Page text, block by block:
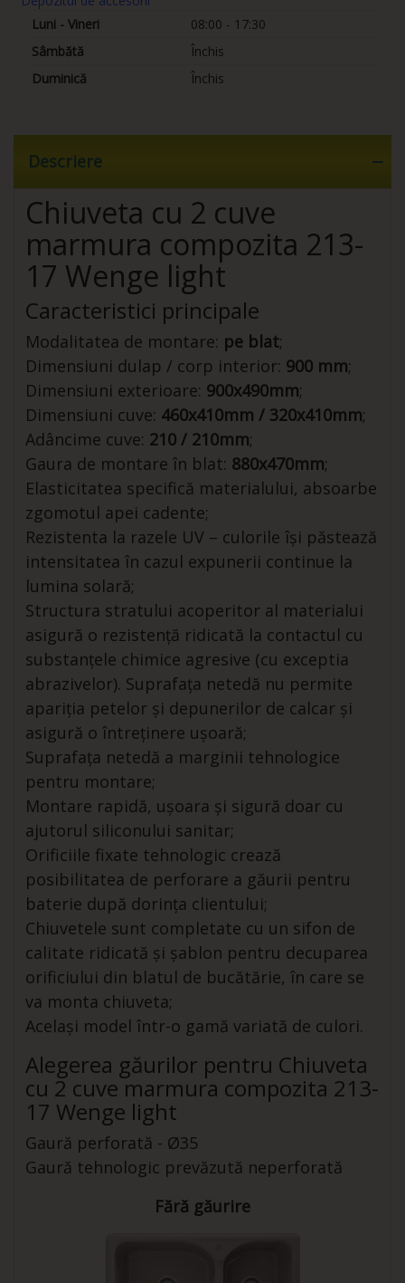
Luni - Vineri
08:00 - 17:30
Sâmbătă
Închis
Duminică
Închis
Descriere
Chiuveta cu 2 cuve
marmura compozita 213-
17 Wenge light
Caracteristici principale
Modalitatea de montare: pe blat;
Dimensiuni dulap / corp interior: 900 mm;
Dimensiuni exterioare: 900x490mm;
Dimensiuni cuve: 460x410mm / 320x410mm;
Adâncime cuve: 210 / 210mm;
Gaura de montare în blat: 880x470mm;
Elasticitatea specifică materialului, absoarbe
zgomotul apei cadente;
Rezistenta la razele UV – culorile își păstează
intensitatea în cazul expunerii continue la
lumina solară;
Structura stratului acoperitor al materialui
asigură o rezistență ridicată la contactul cu
substanțele chimice agresive (cu exceptia
abrazivelor). Suprafața netedă nu permite
apariția petelor și depunerilor de calcar și
asigură o întreținere ușoară;
Suprafața netedă a marginii tehnologice
pentru montare;
Montare rapidă, ușoara și sigură doar cu
ajutorul siliconului sanitar;
Orificiile fixate tehnologic crează
posibilitatea de perforare a găurii pentru
baterie după dorința clientului;
Chiuvetele sunt completate cu un sifon de
calitate ridicată și șablon pentru decuparea
orificiului din blatul de bucătărie, în care se
va monta chiuveta;
Același model într-o gamă variată de culori.
Alegerea găurilor pentru Chiuveta
cu 2 cuve marmura compozita 213-
17 Wenge light
Gaură perforată - Ø35
Gaură tehnologic prevăzută neperforată
Fără găurire